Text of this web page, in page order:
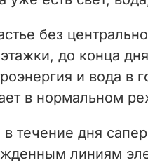
без
до конца
и вода в
в нормальном
в течение дня
линиям